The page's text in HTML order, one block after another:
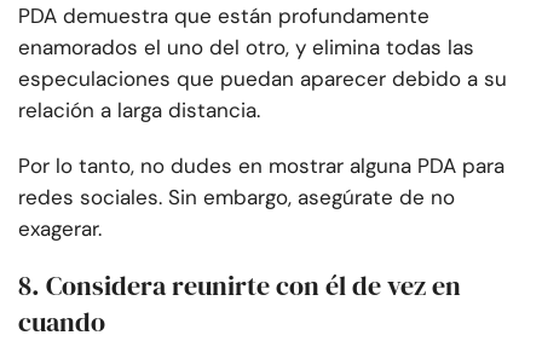
PDA demuestra que están profundamente
enamorados el uno del otro, y elimina todas las
especulaciones que puedan aparecer debido a su
relación a larga distancia.
Por lo tanto, no dudes en mostrar alguna PDA para
redes sociales. Sin embargo, asegúrate de no
exagerar.
8. Considera reunirte con él de vez en
cuando